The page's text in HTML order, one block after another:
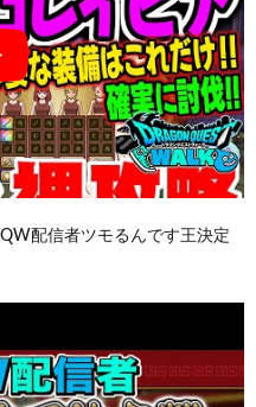
配信者ツモるんです王決定